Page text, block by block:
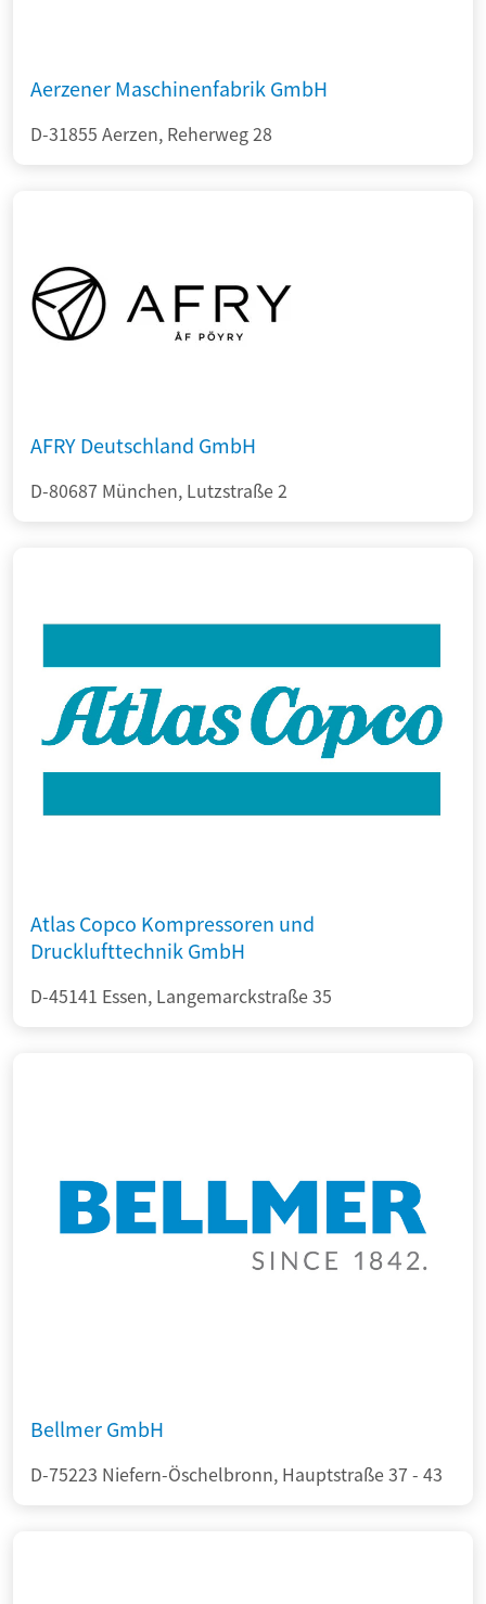
Aerzener Maschinenfabrik GmbH
D-31855 Aerzen, Reherweg 28
AFRY Deutschland GmbH
D-80687 München, Lutzstraße 2
Atlas Copco Kompressoren und
Drucklufttechnik GmbH
D-45141 Essen, Langemarckstraße 35
Bellmer GmbH
D-75223 Niefern-Öschelbronn, Hauptstraße 37 - 43